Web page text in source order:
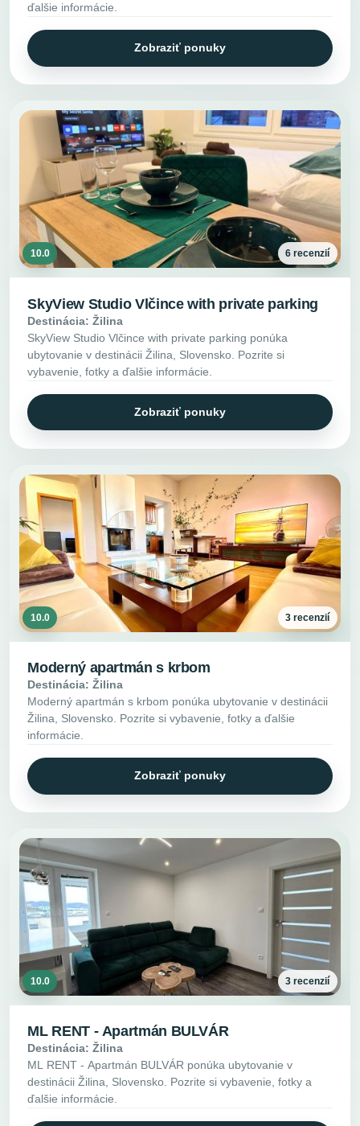
ďalšie informácie.
Zobraziť ponuky
10.0 6 recenzií
SkyView Studio Vlčince with private parking
Destinácia: Žilina
SkyView Studio Vlčince with private parking ponúka
ubytovanie v destinácii Žilina, Slovensko. Pozrite si
vybavenie, fotky a ďalšie informácie.
Zobraziť ponuky
10.0 3 recenzií
Moderný apartmán s krbom
Destinácia: Žilina
Moderný apartmán s krbom ponúka ubytovanie v destinácii
Žilina, Slovensko. Pozrite si vybavenie, fotky a ďalšie
informácie.
Zobraziť ponuky
10.0 3 recenzií
ML RENT - Apartmán BULVÁR
Destinácia: Žilina
ML RENT - Apartmán BULVÁR ponúka ubytovanie v
destinácii Žilina, Slovensko. Pozrite si vybavenie, fotky a
ďalšie informácie.